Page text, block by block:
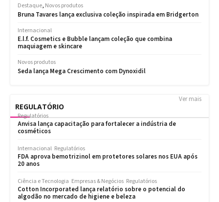
REGULATÓRIO
Ver mais
Regulatórios
Anvisa lança capacitação para fortalecer a indústria de
cosméticos
Internacional Regulatórios
FDA aprova bemotrizinol em protetores solares nos EUA após
20 anos
Ciência e Tecnologia Empresas & Negócios Regulatórios
Cotton Incorporated lança relatório sobre o potencial do
algodão no mercado de higiene e beleza